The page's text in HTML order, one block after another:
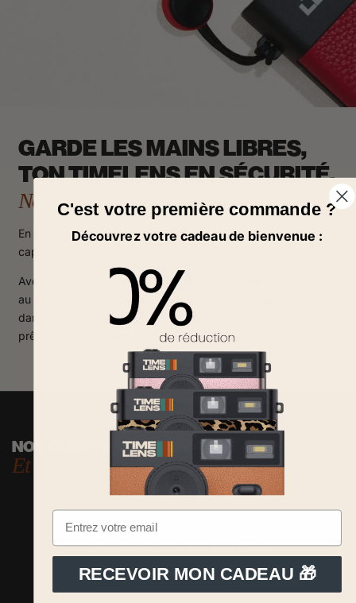
GARDE LES MAINS LIBRES,
TON TIMELENS EN SÉCURITÉ.
Nos accroches rapides
En soirée, en festival ou en voyage, ton TimeLens est là pour
capturer l'instant, pas pour t'encombrer.
Avec notre sangle ultra-résistante, porte-le autour du cou ou
au poignet en toute sécurité. Plus de risque de le faire tomber
dans l'euphorie du moment : il reste toujours à portée de main,
prêt à dégainer pour la prochaine photo.
NOS CLIENTS NOUS ADORENT
Et nous écrivent !
4.9 étoiles basé sur1599avis
C'est votre première commande ?
Découvrez votre cadeau de bienvenue :
RECEVOIR MON CADEAU 🎁